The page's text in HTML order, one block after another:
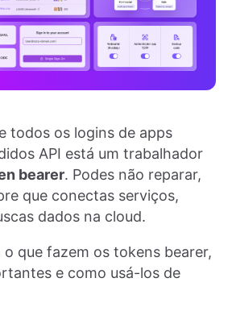
todos os logins de apps
API está um trabalhador
bearer. Podes não reparar,
que conectas serviços,
dados na cloud.
o que fazem os tokens bearer,
e como usá-los de